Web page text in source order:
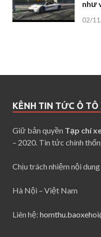
như
02/
KÊNH TIN TỨC Ô TÔ
Giữ bản quyền Tạp chí
– 2020. Tin tức chính
Chịu trách nhiệm nội
Hà Nội – Việt Nam
Liên hệ: